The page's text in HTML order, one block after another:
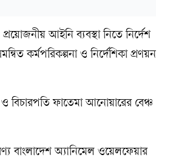
আইনি ব্যবস্থা নিতে নির্দেশ
কর্মপরিকল্পনা ও নির্দেশিকা প্রণয়ন
বিচারপতি ফাতেমা আনোয়ারের বেঞ্চ
বাংলাদেশ অ্যানিমেল ওয়েলফেয়ার